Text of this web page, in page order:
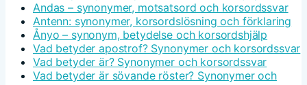
Andas – synonymer, motsatsord och korsordssvar
Antenn: synonymer, korsordslösning och förklaring
Ånyo – synonym, betydelse och korsordshjälp
Vad betyder apostrof? Synonymer och korsordssvar
Vad betyder är? Synonymer och korsordssvar
Vad betyder är sövande röster? Synonymer och